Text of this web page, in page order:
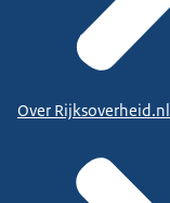
Over Rijksoverheid.nl